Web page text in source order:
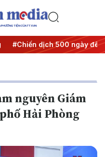
TIỆN CỦA TTXVN
#Chiến dịch 500 ngày đêm
nguyên Giám
Hải Phòng